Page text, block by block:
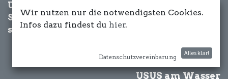
USUS am Wasser:
Schönwetter-
sowie Eventbezogen.
USUS am Wasser
Wir nutzen nur die notwendigsten Cookies.
Infos dazu findest du hier.
Datenschutzvereinbarung
Alles klar!